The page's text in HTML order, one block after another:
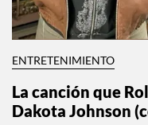
ENTRETENIMIENTO
La canción que
Dakota Johnson